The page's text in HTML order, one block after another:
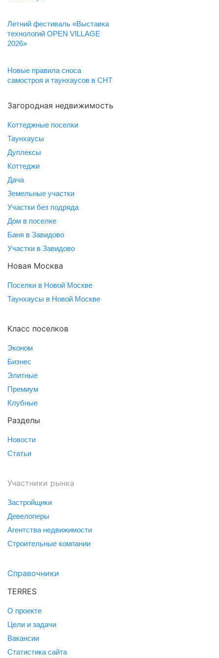
Летний фестиваль «Выставка
технологий OPEN VILLAGE
2026»
Новые правила сноса
самостроя и таунхаусов в СНТ
Загородная недвижимость
Коттеджные поселки
Таунхаусы
Дуплексы
Коттеджи
Дача
Земельные участки
Участки без подряда
Дом в поселке
Баня в Завидово
Участки в Завидово
Новая Москва
Поселки в Новой Москве
Таунхаусы в Новой Москве
Класс поселков
Эконом
Бизнес
Элитные
Премиум
Клубные
Разделы
Новости
Статьи
Участники рынка
Застройщики
Девелоперы
Агентства недвижимости
Строительные компании
Справочники
TERRES
О проекте
Цели и задачи
Вакансии
Статистика сайта